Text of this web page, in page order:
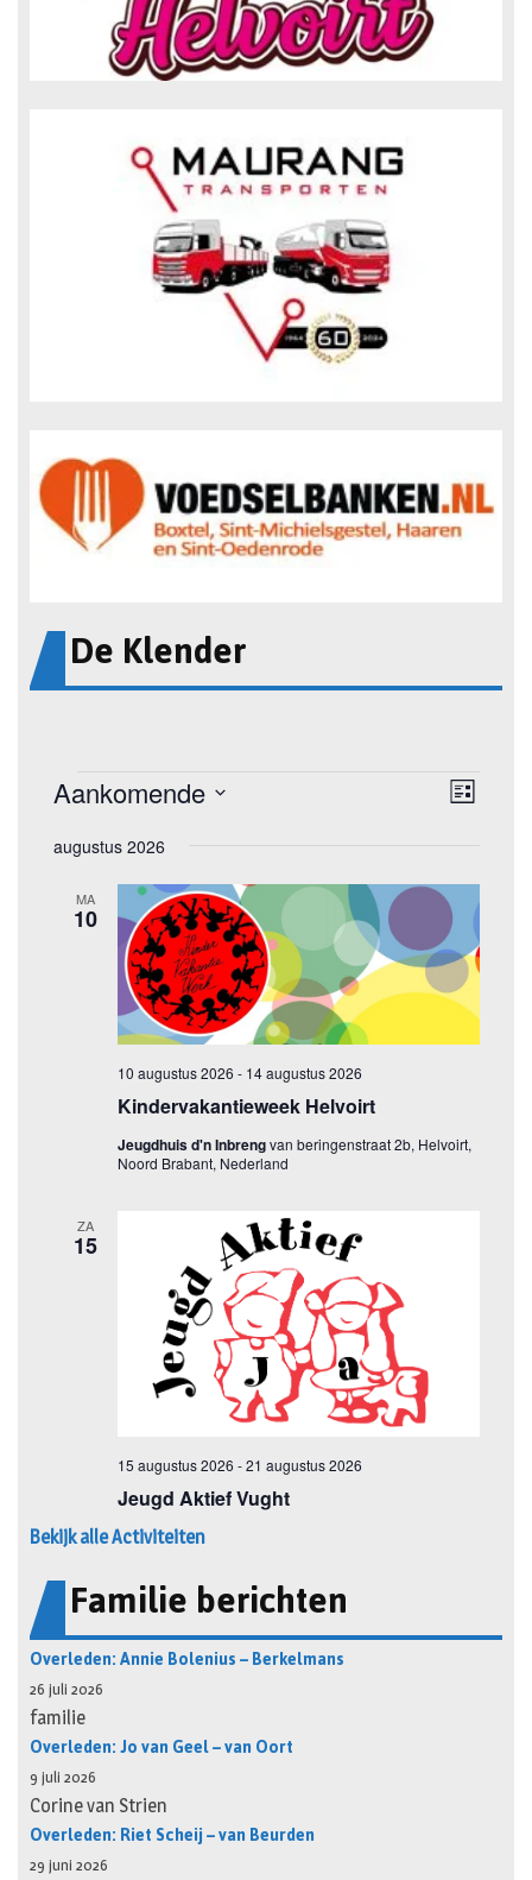
De Klender
Bekijk alle Activiteiten
Familie berichten
Overleden: Annie Bolenius – Berkelmans
26 juli 2026
familie
Overleden: Jo van Geel – van Oort
9 juli 2026
Corine van Strien
Overleden: Riet Scheij – van Beurden
29 juni 2026